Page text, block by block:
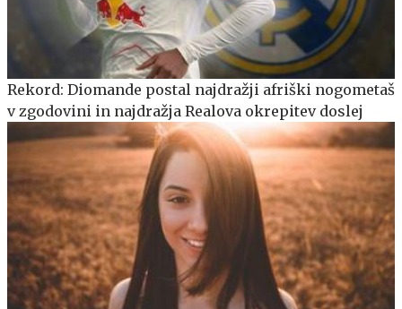
Rekord: Diomande postal najdražji afriški nogometaš
v zgodovini in najdražja Realova okrepitev doslej